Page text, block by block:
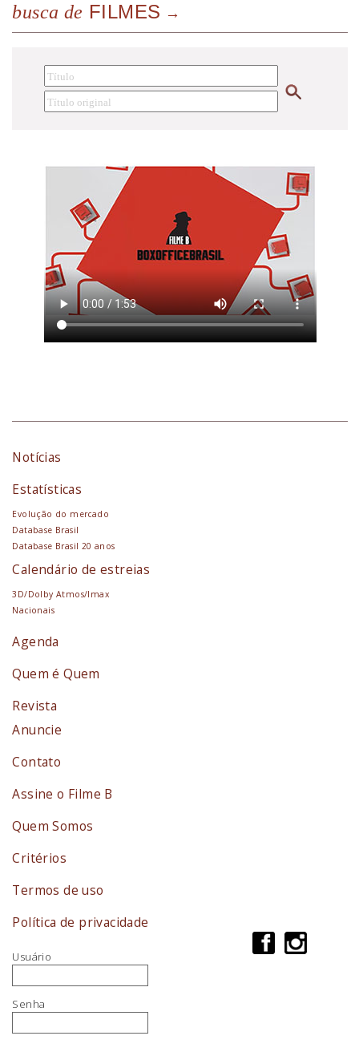
busca de FILMES
Notícias
Estatísticas
Evolução do mercado
Database Brasil
Database Brasil 20 anos
Calendário de estreias
3D/Dolby Atmos/Imax
Nacionais
Agenda
Quem é Quem
Revista
Anuncie
Contato
Assine o Filme B
Quem Somos
Critérios
Termos de uso
Política de privacidade
Usuário
Senha